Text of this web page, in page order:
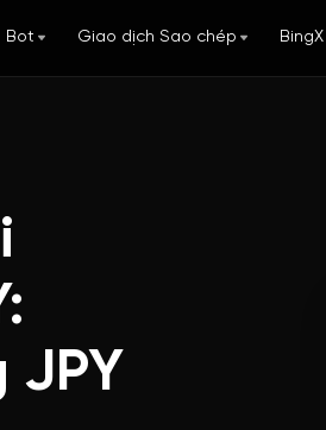
Bot Giao dịch Sao chép
JPY